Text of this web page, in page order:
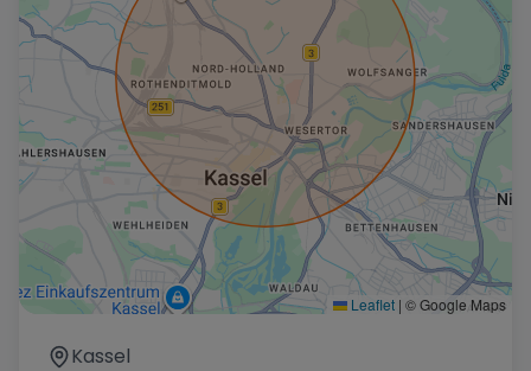
Leaflet | © Google Maps
Kassel